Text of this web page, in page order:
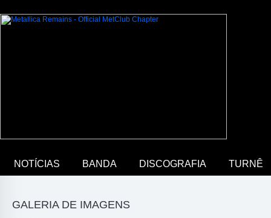
NOTÍCIAS BANDA DISCOGRAFIA TURNÊ
GALERIA DE IMAGENS